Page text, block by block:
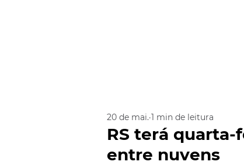
RS terá quarta-
entre nuvens
20 de mai. 1 min de leitura